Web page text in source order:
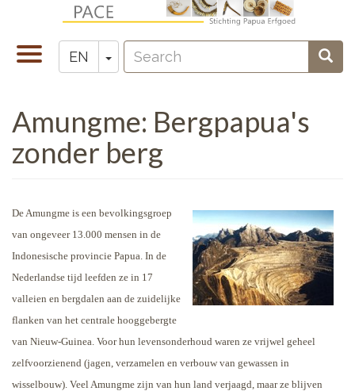
mainToggle
navigation
EN Toggle Dropdown
Zoeken
Search
Amungme: Bergpapua's
zonder berg
De Amungme is een bevolkingsgroep
van ongeveer 13.000 mensen in de
Indonesische provincie Papua. In de
Nederlandse tijd leefden ze in 17
valleien en bergdalen aan de zuidelijke
flanken van het centrale hooggebergte
van Nieuw-Guinea. Voor hun levensonderhoud waren ze vrijwel geheel
zelfvoorzienend (jagen, verzamelen en verbouw van gewassen in
wisselbouw). Veel Amungme zijn van hun land verjaagd, maar ze blijven